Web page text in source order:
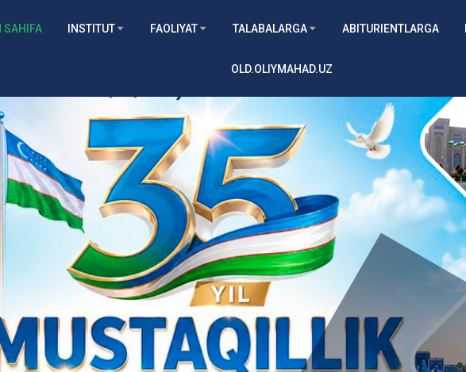
SAHIFA INSTITUT FAOLIYAT TALABALARGA ABITURIENTLARGA
OLD.OLIYMAHAD.UZ